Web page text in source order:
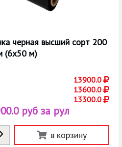
черная высший сорт 200
(6х50 м)
13900.0
13600.0
13300.0
руб за рул
в корзину